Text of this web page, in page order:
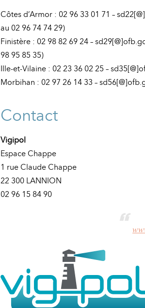
Côtes d’Armor : 02 96 33 01 71 –
au 02 96 74 74 29)
Finistère : 02 98 82 69 24 –
98 95 85 35)
Ille-et-Vilaine : 02 23 36 02 25 –
Morbihan : 02 97 26 14 33 –
Contact
Vigipol
Espace Chappe
1 rue Claude Chappe
22 300 LANNION
02 96 15 84 90